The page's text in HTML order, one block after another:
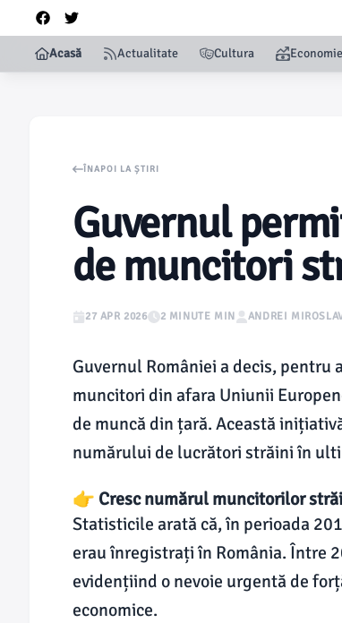
Acasă Actualitate Cultura Economie
ÎNAPOI LA ȘTIRI
Guvernul
de muncitori
27 APR 2026 2 MINUTE MIN ANDREI
Guvernul României a decis,
muncitori din afara Uniunii
de muncă din țară. Această
numărului de lucrători străini în
👉 Cresc numărul muncitorilor
Statisticile arată că, în perioada
erau înregistrați în România. Între
evidențiind o nevoie urgentă de
economice.